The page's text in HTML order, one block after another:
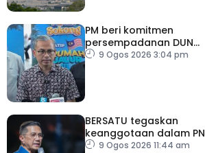
PM beri komitmen
persempadanan DUN
Sarawak, minta laporan
9 Ogos 2026 3:04 pm
BERSATU tegaskan
keanggotaan dalam PN
masih sah
9 Ogos 2026 11:44 am